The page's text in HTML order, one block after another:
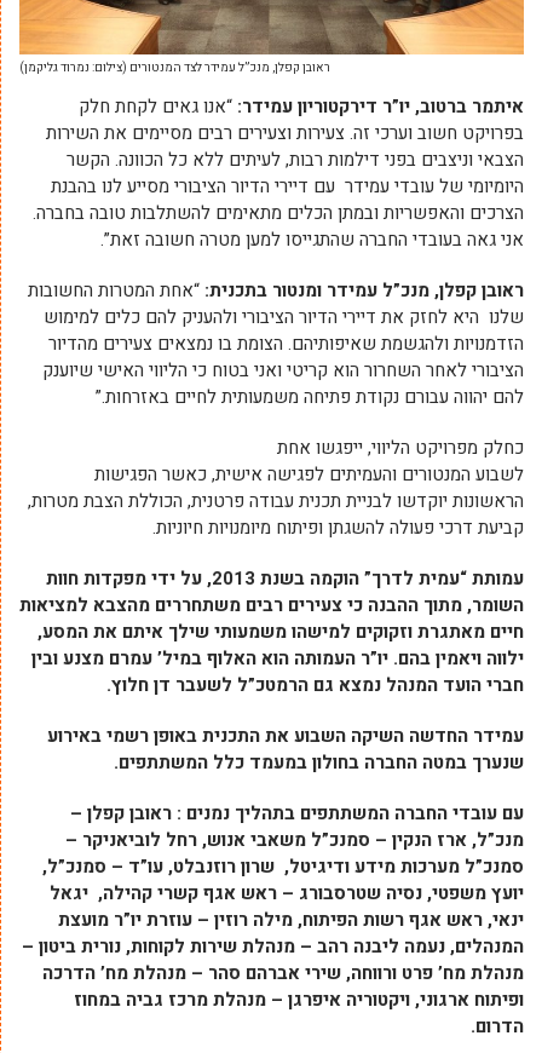
ראובן קפלן, מנכ”ל עמידר לצד המנטורים (צילום: נמרוד גליקמן)
איתמר ברטוב, יו”ר דירקטוריון עמידר: “אנו גאים לקחת חלק
בפרויקט חשוב וערכי זה. צעירות וצעירים רבים מסיימים את השירות
הצבאי וניצבים בפני דילמות רבות, לעיתים ללא כל הכוונה. הקשר
היומיומי של עובדי עמידר עם דיירי הדיור הציבורי מסייע לנו בהבנת
הצרכים והאפשריות ובמתן הכלים מתאימים להשתלבות טובה בחברה.
אני גאה בעובדי החברה שהתגייסו למען מטרה חשובה זאת”.
ראובן קפלן, מנכ”ל עמידר ומנטור בתכנית: “אחת המטרות החשובות
שלנו היא לחזק את דיירי הדיור הציבורי ולהעניק להם כלים למימוש
הזדמנויות ולהגשמת שאיפותיהם. הצומת בו נמצאים צעירים מהדיור
הציבורי לאחר השחרור הוא קריטי ואני בטוח כי הליווי האישי שיוענק
להם יהווה עבורם נקודת פתיחה משמעותית לחיים באזרחות.”
כחלק מפרויקט הליווי, ייפגשו אחת
לשבוע המנטורים והעמיתים לפגישה אישית, כאשר הפגישות
הראשונות יוקדשו לבניית תכנית עבודה פרטנית, הכוללת הצבת מטרות,
קביעת דרכי פעולה להשגתן ופיתוח מיומנויות חיוניות.
עמותת “עמית לדרך” הוקמה בשנת 2013, על ידי מפקדות חוות
השומר, מתוך ההבנה כי צעירים רבים משתחררים מהצבא למציאות
חיים מאתגרת וזקוקים למישהו משמעותי שילך איתם את המסע,
ילווה ויאמין בהם. יו”ר העמותה הוא האלוף במיל’ עמרם מצנע ובין
חברי הועד המנהל נמצא גם הרמטכ”ל לשעבר דן חלוץ.
עמידר החדשה השיקה השבוע את התכנית באופן רשמי באירוע
שנערך במטה החברה בחולון במעמד כלל המשתתפים.
עם עובדי החברה המשתתפים בתהליך נמנים : ראובן קפלן –
מנכ”ל, ארז הנקין – סמנכ”ל משאבי אנוש, רחל לוביאניקר –
סמנכ”ל מערכות מידע ודיגיטל, שרון רוזנבלט, עו”ד – סמנכ”ל,
יועץ משפטי, נסיה שטרסבורג – ראש אגף קשרי קהילה, יגאל
ינאי, ראש אגף רשות הפיתוח, מילה רוזין – עוזרת יו”ר מועצת
המנהלים, נעמה ליבנה רהב – מנהלת שירות לקוחות, נורית ביטון –
מנהלת מח’ פרט ורווחה, שירי אברהם סהר – מנהלת מח’ הדרכה
ופיתוח ארגוני, ויקטוריה איפרגן – מנהלת מרכז גביה במחוז
הדרום.